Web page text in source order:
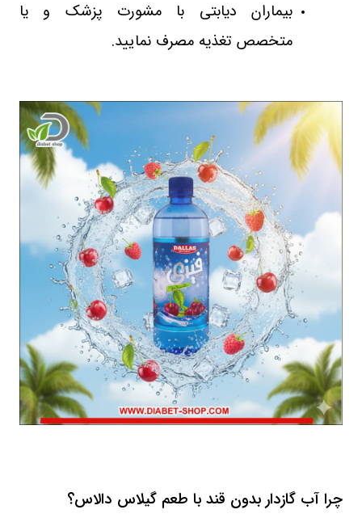
بیماران دیابتی با مشورت پزشک و یا
متخصص تغذیه مصرف نمایید.
چرا آب گازدار بدون قند با طعم گیلاس دالاس؟